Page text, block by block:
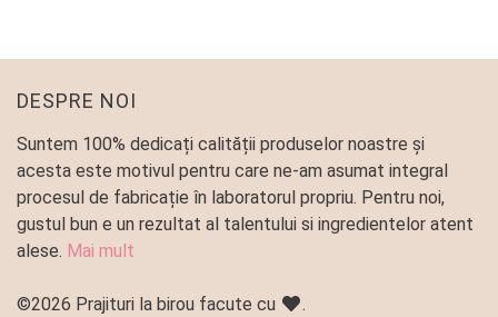
DESPRE NOI
Suntem 100% dedicați calității produselor noastre și
acesta este motivul pentru care ne-am asumat integral
procesul de fabricație în laboratorul propriu. Pentru noi,
gustul bun e un rezultat al talentului si ingredientelor atent
alese. Mai mult
©2026 Prajituri la birou facute cu .